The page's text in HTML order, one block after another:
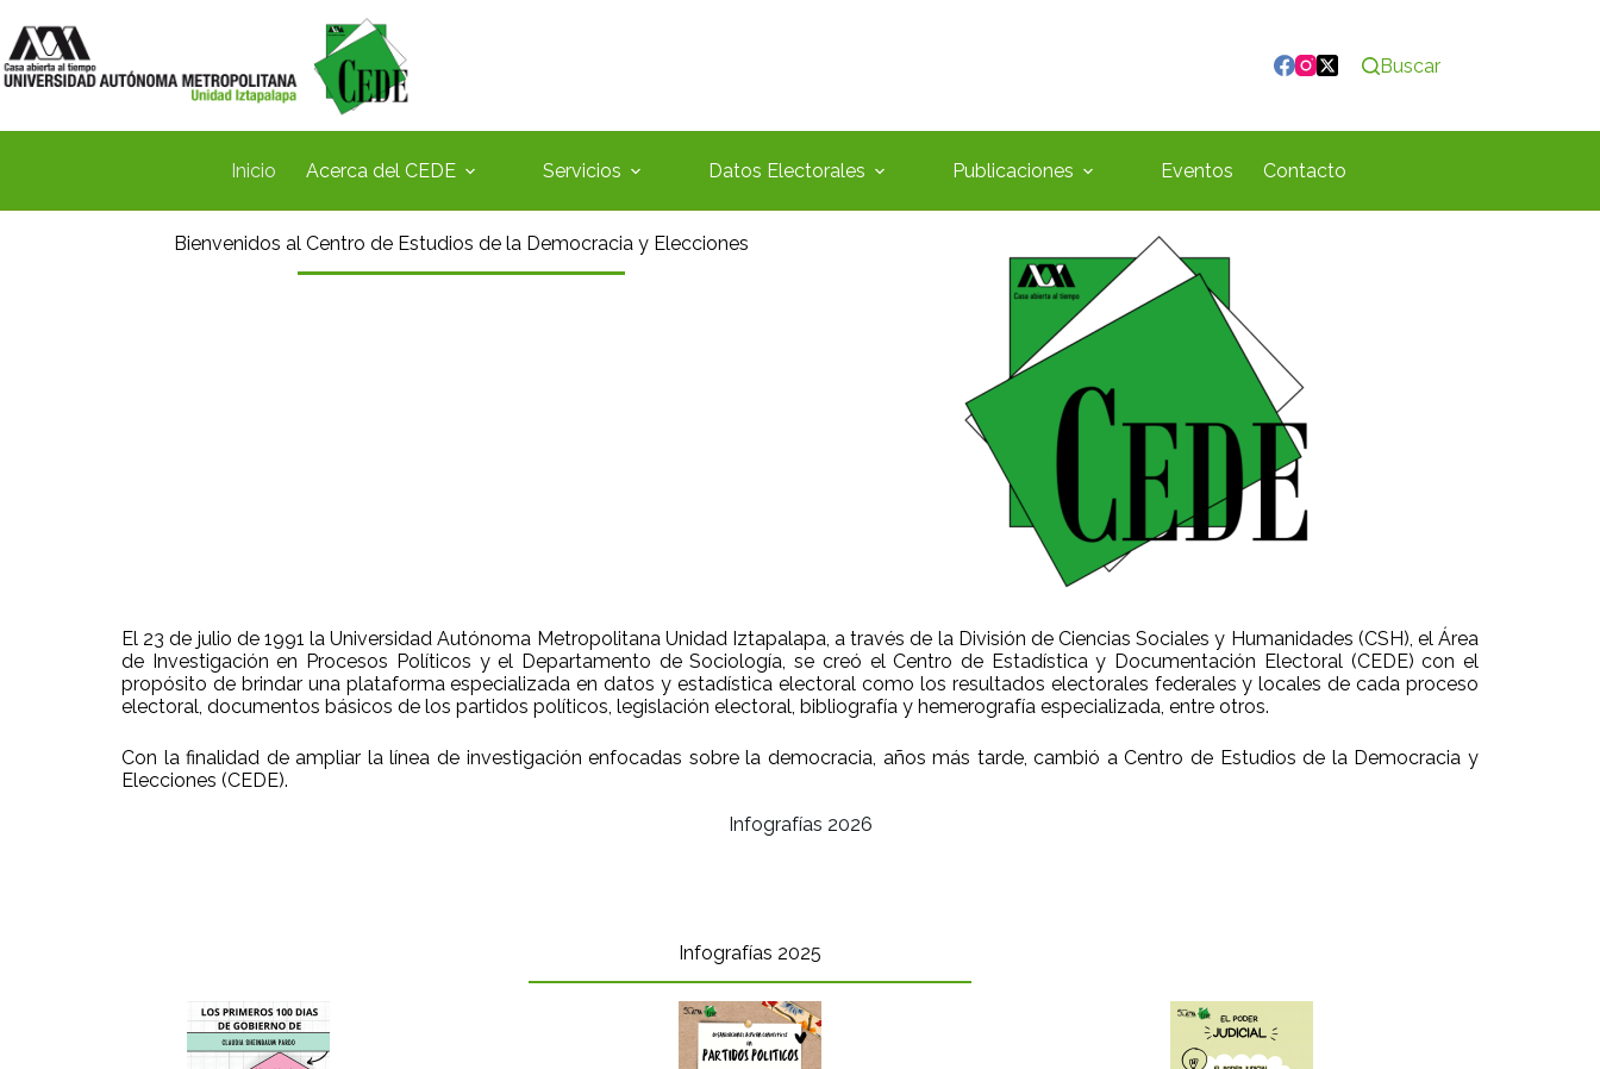
Buscar
Inicio Acerca del CEDE Servicios Datos Electorales Publicaciones Eventos Contacto
Bienvenidos al Centro de Estudios de la Democracia y Elecciones
El 23 de julio de 1991 la Universidad Autónoma Metropolitana Unidad Iztapalapa, a través de la División de Ciencias Sociales y Humanidades (CSH), el Área
de Investigación en Procesos Políticos y el Departamento de Sociología, se creó el Centro de Estadística y Documentación Electoral (CEDE) con el
propósito de brindar una plataforma especializada en datos y estadística electoral como los resultados electorales federales y locales de cada proceso
electoral, documentos básicos de los partidos políticos, legislación electoral, bibliografía y hemerografía especializada, entre otros.
Con la finalidad de ampliar la línea de investigación enfocadas sobre la democracia, años más tarde, cambió a Centro de Estudios de la Democracia y
Elecciones (CEDE).
Infografías 2026
Infografías 2025